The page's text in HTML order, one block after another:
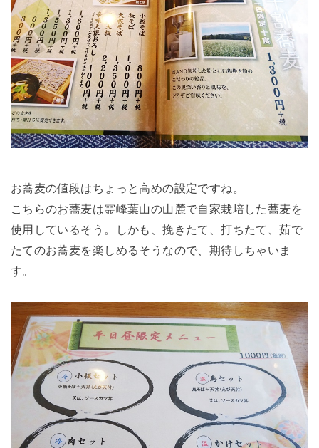
お蕎麦の値段はちょっと高めの設定ですね。
こちらのお蕎麦は霊峰葉山の山麓で自家栽培した蕎麦を
使用しているそう。しかも、挽きたて、打ちたて、茹で
たてのお蕎麦を楽しめるそうなので、期待しちゃいま
す。